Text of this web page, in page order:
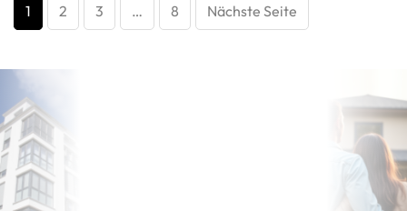
1 2 3 … 8 Nächste Seite